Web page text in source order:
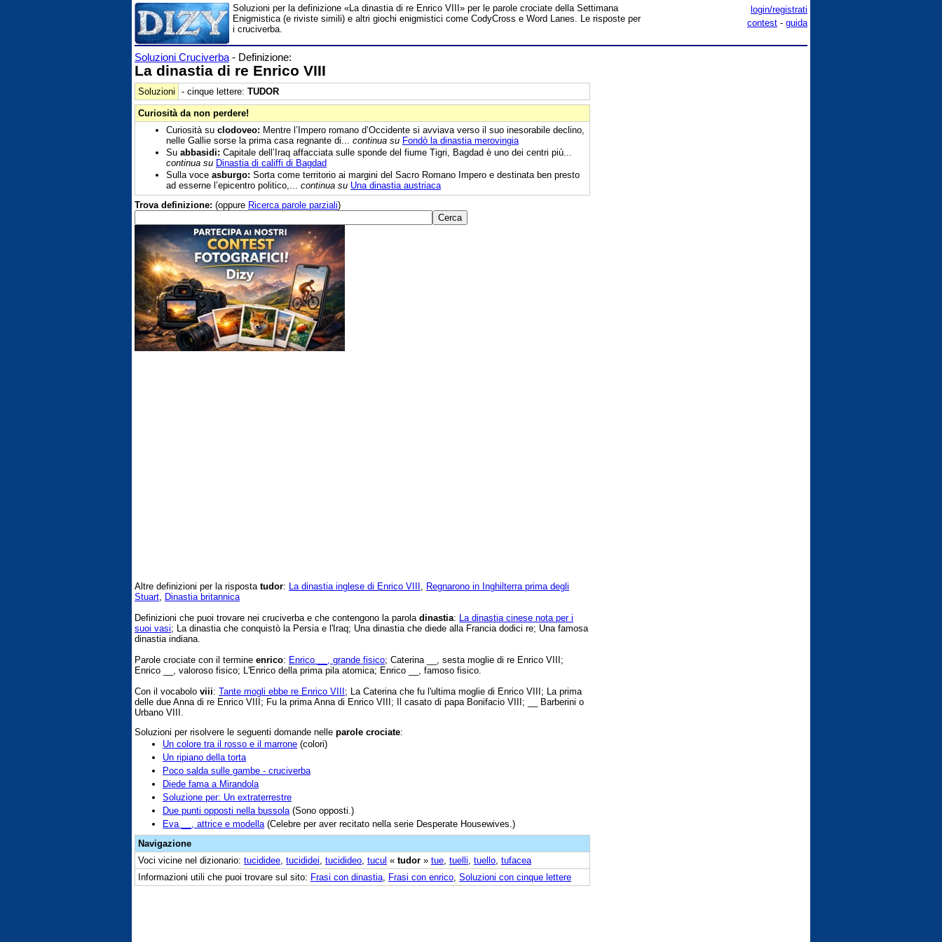
login/registrati
contest - guida
Soluzioni per la definizione «La dinastia di re Enrico VIII» per le parole crociate della Settimana
Enigmistica (e riviste simili) e altri giochi enigmistici come CodyCross e Word Lanes. Le risposte per
i cruciverba.
Soluzioni Cruciverba - Definizione:
La dinastia di re Enrico VIII
Soluzioni - cinque lettere: TUDOR
Curiosità da non perdere!
Curiosità su clodoveo: Mentre l’Impero romano d’Occidente si avviava verso il suo inesorabile declino,
nelle Gallie sorse la prima casa regnante di... continua su Fondò la dinastia merovingia
Su abbasidi: Capitale dell’Iraq affacciata sulle sponde del fiume Tigri, Bagdad è uno dei centri più...
continua su Dinastia di califfi di Bagdad
Sulla voce asburgo: Sorta come territorio ai margini del Sacro Romano Impero e destinata ben presto
ad esserne l’epicentro politico,... continua su Una dinastia austriaca
Trova definizione: (oppure Ricerca parole parziali)
Altre definizioni per la risposta tudor: La dinastia inglese di Enrico VIII
Regnarono in Inghilterra prima degli
Stuart Dinastia britannica
Definizioni che puoi trovare nei cruciverba e che contengono la parola dinastia: La dinastia cinese nota per i
suoi vasi; La dinastia che conquistò la Persia e l'Iraq; Una dinastia che diede alla Francia dodici re; Una famosa
dinastia indiana.
Parole crociate con il termine enrico: Enrico __, grande fisico; Caterina __, sesta moglie di re Enrico VIII;
Enrico __, valoroso fisico; L'Enrico della prima pila atomica; Enrico __, famoso fisico.
Con il vocabolo viii: Tante mogli ebbe re Enrico VIII; La Caterina che fu l'ultima moglie di Enrico VIII; La prima
delle due Anna di re Enrico VIII; Fu la prima Anna di Enrico VIII; Il casato di papa Bonifacio VIII; __ Barberini o
Urbano VIII.
Soluzioni per risolvere le seguenti domande nelle parole crociate:
Un colore tra il rosso e il marrone (colori)
Un ripiano della torta
Poco salda sulle gambe - cruciverba
Diede fama a Mirandola
Soluzione per: Un extraterrestre
Due punti opposti nella bussola (Sono opposti.)
Eva __, attrice e modella (Celebre per aver recitato nella serie Desperate Housewives.)
Navigazione
Voci vicine nel dizionario: tucididee tucididei tucidideo tucul « tudor » tue tuelli tuello tufacea
Informazioni utili che puoi trovare sul sito: Frasi con dinastia Frasi con enrico Soluzioni con cinque lettere